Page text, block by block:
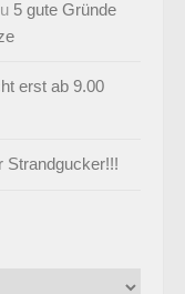
5 gute Gründe
erst ab 9.00
Strandgucker!!!